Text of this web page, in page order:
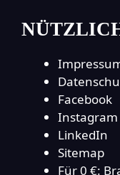
Facebook
Instagram
LinkedIn
Sitemap
Für 0 €: